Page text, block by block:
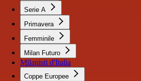
Serie A
Primavera
Femminile
Milan Futuro
Milanisti d'Italia
Coppe Europee